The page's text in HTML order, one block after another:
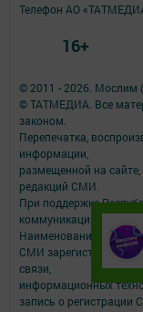
© 2011 - 2026. Мослим
© ТАТМЕДИА. Все
законом.
Перепечатка,
информации,
размещенной на
редакций СМИ.
При поддержке
коммуникациям.
Наименование СМИ:
СМИ
связи,
информационных
запись о
Телефон АО
16+